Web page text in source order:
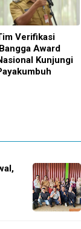
Verifikasi
Award
Kunjungi